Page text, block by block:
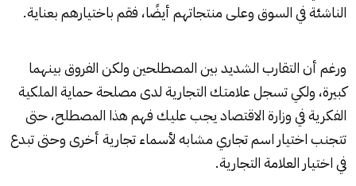
الناشئة في السوق وعلى منتجاتهم أيضًا، فقم باختيارهم بعناية.
ورغم أن التقارب الشديد بين المصطلحين ولكن الفروق بينهما
كبيرة، ولكي تسجل علامتك التجارية لدى مصلحة حماية الملكية
الفكرية في وزارة الاقتصاد يجب عليك فهم هذا المصطلح، حتى
تتجنب اختيار اسم تجاري مشابه لأسماء تجارية أخرى وحتى تبدع
في اختيار العلامة التجارية.